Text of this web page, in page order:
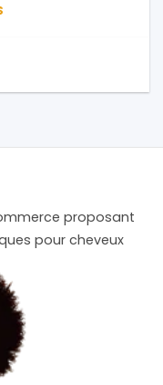
proposant
pour cheveux